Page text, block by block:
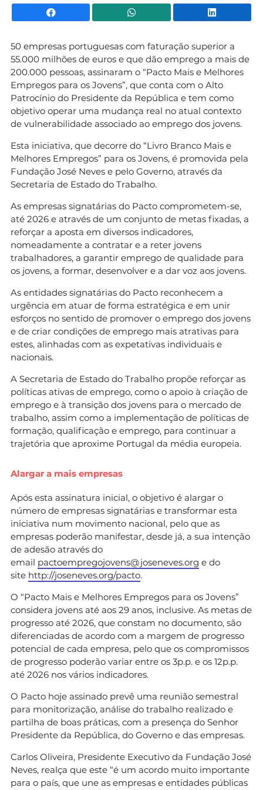
Facebook WhatsApp
50 empresas portuguesas com faturação superior a
55.000 milhões de euros e que dão emprego a mais de
200.000 pessoas, assinaram o “Pacto Mais e Melhores
Empregos para os Jovens”, que conta com o Alto
Patrocínio do Presidente da República e tem como
objetivo operar uma mudança real no atual contexto
de vulnerabilidade associado ao emprego dos jovens.
Esta iniciativa, que decorre do “Livro Branco Mais e
Melhores Empregos” para os Jovens, é promovida pela
Fundação José Neves e pelo Governo, através da
Secretaria de Estado do Trabalho.
As empresas signatárias do Pacto comprometem-se,
até 2026 e através de um conjunto de metas fixadas, a
reforçar a aposta em diversos indicadores,
nomeadamente a contratar e a reter jovens
trabalhadores, a garantir emprego de qualidade para
os jovens, a formar, desenvolver e a dar voz aos jovens.
As entidades signatárias do Pacto reconhecem a
urgência em atuar de forma estratégica e em unir
esforços no sentido de promover o emprego dos jovens
e de criar condições de emprego mais atrativas para
estes, alinhadas com as expetativas individuais e
nacionais.
A Secretaria de Estado do Trabalho propõe reforçar as
políticas ativas de emprego, como o apoio à criação de
emprego e à transição dos jovens para o mercado de
trabalho, assim como a implementação de políticas de
formação, qualificação e emprego, para continuar a
trajetória que aproxime Portugal da média europeia.
Alargar a mais empresas
Após esta assinatura inicial, o objetivo é alargar o
número de empresas signatárias e transformar esta
iniciativa num movimento nacional, pelo que as
empresas poderão manifestar, desde já, a sua intenção
de adesão através do
email pactoempregojovens@joseneves.org e do
site http://joseneves.org/pacto.
O “Pacto Mais e Melhores Empregos para os Jovens”
considera jovens até aos 29 anos, inclusive. As metas de
progresso até 2026, que constam no documento, são
diferenciadas de acordo com a margem de progresso
potencial de cada empresa, pelo que os compromissos
de progresso poderão variar entre os 3p.p. e os 12p.p.
até 2026 nos vários indicadores.
O Pacto hoje assinado prevê uma reunião semestral
para monitorização, análise do trabalho realizado e
partilha de boas práticas, com a presença do Senhor
Presidente da República, do Governo e das empresas.
Carlos Oliveira, Presidente Executivo da Fundação José
Neves, realça que este “é um acordo muito importante
para o país, que une as empresas e entidades públicas